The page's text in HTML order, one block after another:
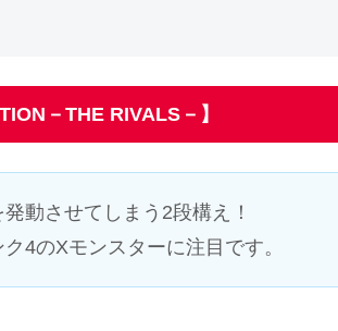
－THE RIVALS－】
動させてしまう2段構え！
4のXモンスターに注目です。